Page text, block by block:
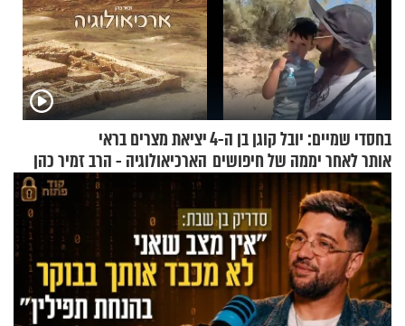
בחסדי שמיים: יובל קוגן בן ה-4
אותר לאחר יממה של חיפושים
יציאת מצרים בראי
הארכיאולוגיה - הרב זמיר כהן